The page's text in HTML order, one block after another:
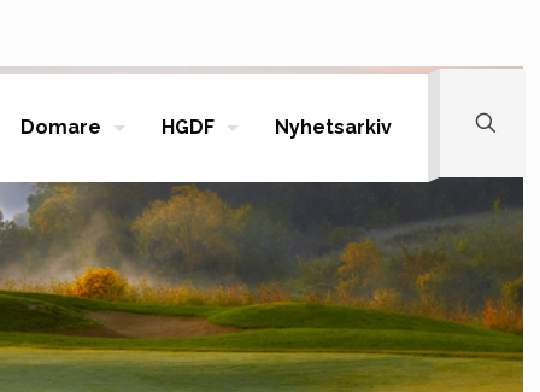
Domare HGDF Nyhetsarkiv